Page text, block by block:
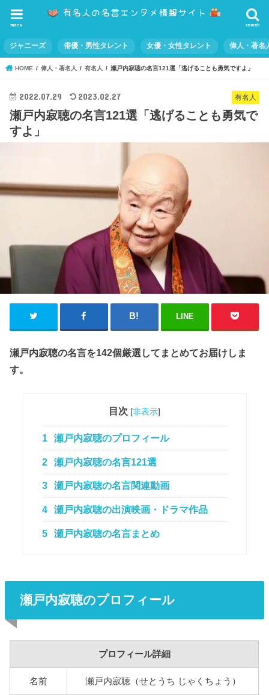
search
menu
ジャニーズ 俳優・男性タレント 女優・女性タレント 偉人・著名
HOME 偉人・著名人 有名人 瀬戸内寂聴の名言121選「逃げることも勇気ですよ」
有名人
2022.07.29 2023.02.27
瀬戸内寂聴の名言121選「逃げることも勇気で
すよ」
LINE
瀬戸内寂聴の名言を142個厳選してまとめてお届けしま
す。
目次 [非表示]
1 瀬戸内寂聴のプロフィール
2 瀬戸内寂聴の名言121選
3 瀬戸内寂聴の名言関連動画
4 瀬戸内寂聴の出演映画・ドラマ作品
5 瀬戸内寂聴の名言まとめ
瀬戸内寂聴のプロフィール
プロフィール詳細
名前 瀬戸内寂聴（せとうち じゃくちょう）